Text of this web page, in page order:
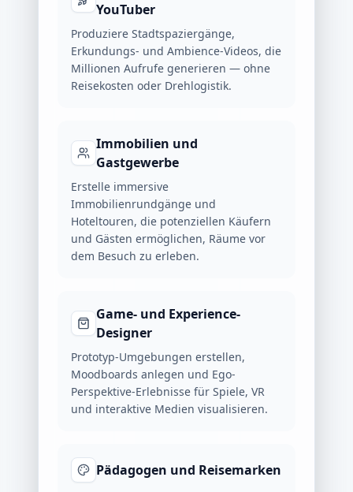
YouTuber
Produziere Stadtspaziergänge,
Erkundungs- und Ambience-Videos, die
Millionen Aufrufe generieren — ohne
Reisekosten oder Drehlogistik.
Immobilien und
Gastgewerbe
Erstelle immersive
Immobilienrundgänge und
Hoteltouren, die potenziellen Käufern
und Gästen ermöglichen, Räume vor
dem Besuch zu erleben.
Game- und Experience-
Designer
Prototyp-Umgebungen erstellen,
Moodboards anlegen und Ego-
Perspektive-Erlebnisse für Spiele, VR
und interaktive Medien visualisieren.
Pädagogen und Reisemarken